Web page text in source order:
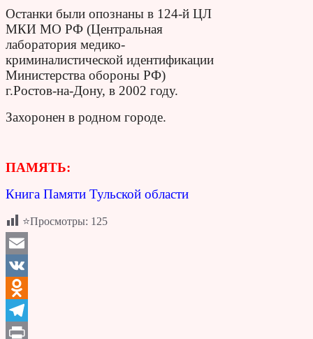
Останки были опознаны в 124-й ЦЛ
МКИ МО РФ (Центральная
лаборатория медико-
криминалистической идентификации
Министерства обороны РФ)
г.Ростов-на-Дону, в 2002 году.
Захоронен в родном городе.
ПАМЯТЬ:
Книга Памяти Тульской области
⭐Просмотры: 125
Email
VK
Odnoklassniki
Telegram